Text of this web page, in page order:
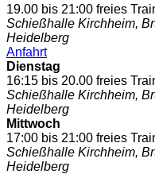
19.00 bis 21:00 freies
Schießhalle Kirchheim,
Heidelberg
Anfahrt
Dienstag
16:15 bis 20.00 freies
Schießhalle Kirchheim,
Heidelberg
Mittwoch
17:00 bis 21:00 freies
Schießhalle Kirchheim,
Heidelberg